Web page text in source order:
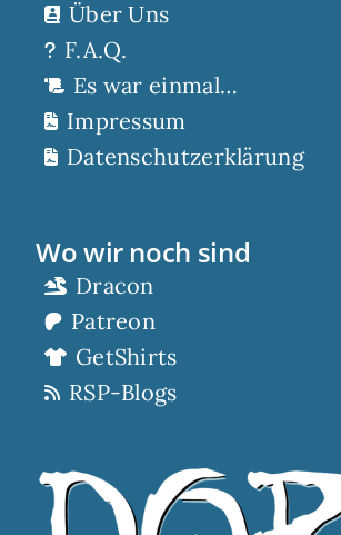
Über Uns
F.A.Q.
Es war einmal…
Impressum
Datenschutzerklärung
Wo wir noch sind
Dracon
Patreon
GetShirts
RSP-Blogs